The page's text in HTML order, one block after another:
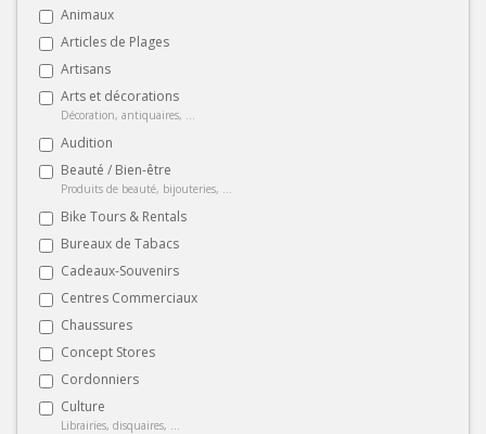
Animaux
Articles de Plages
Artisans
Arts et décorations
Décoration, antiquaires, ...
Audition
Beauté / Bien-être
Produits de beauté, bijouteries, ...
Bike Tours & Rentals
Bureaux de Tabacs
Cadeaux-Souvenirs
Centres Commerciaux
Chaussures
Concept Stores
Cordonniers
Culture
Librairies, disquaires, ...